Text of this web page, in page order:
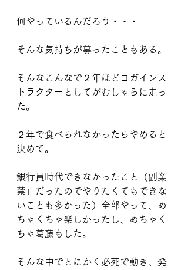
何やっているんだろう・・・
そんな気持ちが募ったこともある。
そんなこんなで２年ほどヨガインス
トラクターとしてがむしゃらに走っ
た。
２年で食べられなかったらやめると
決めて。
銀行員時代できなかったこと（副業
禁止だったのでやりたくてもできな
いことも多かった）全部やって、め
ちゃくちゃ楽しかったし、めちゃく
ちゃ葛藤もした。
そんな中でとにかく必死で動き、発